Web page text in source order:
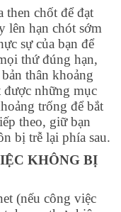
then chốt để đạt
lên hạn chót sớm
sự của bạn để
thứ đúng hạn,
thân khoảng
những mục
trống để bắt
theo, giữ bạn
bị trễ lại phía sau.
KHÔNG BỊ
(nếu công việc